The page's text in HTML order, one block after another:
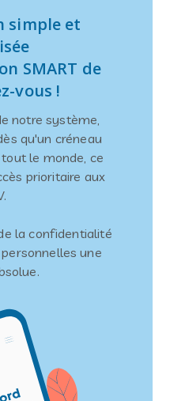
simple et
SMART de
vous !
notre système,
qu'un créneau
le monde, ce
prioritaire aux
la confidentialité
une